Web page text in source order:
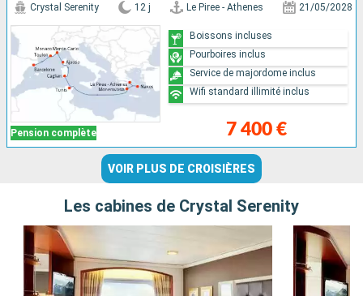
Pension complète
Crystal Serenity 12 j Le Piree - Athenes 21/05/2028
7 400 €
Boissons incluses
Pourboires inclus
Service de majordome inclus
Wifi standard illimité inclus
VOIR PLUS DE CROISIÈRES
Les cabines de Crystal Serenity